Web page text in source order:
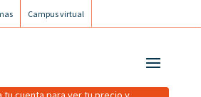
Campus virtual